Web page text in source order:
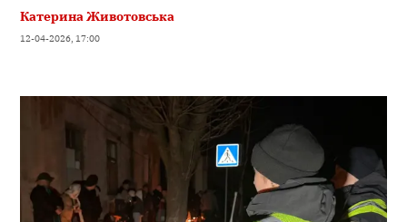
Катерина Животовська
12-04-2026, 17:00